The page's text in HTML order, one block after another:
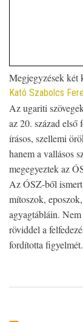
Megjegyzések két
Kató Szabolcs
Az ugariti
az 20. század első
írásos, szellemi
hanem a vallásos
megegyeztek az
Az ÓSZ-ből
mítoszok,
agyagtábláin.
röviddel a
fordította figyelmét.